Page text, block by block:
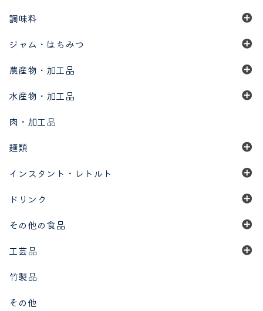
調味料
ジャム・はちみつ
農産物・加工品
水産物・加工品
肉・加工品
麺類
インスタント・レトルト
ドリンク
その他の食品
工芸品
竹製品
その他